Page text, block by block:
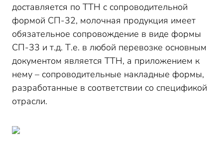
доставляется по ТТН с сопроводительной
формой СП-32, молочная продукция имеет
обязательное сопровождение в виде формы
СП-33 и т.д. Т.е. в любой перевозке основным
документом является ТТН, а приложением к
нему – сопроводительные накладные формы,
разработанные в соответствии со спецификой
отрасли.